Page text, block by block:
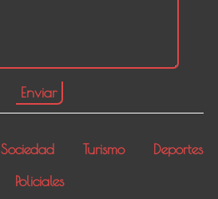
Sociedad Turismo
Deportes
Policiales